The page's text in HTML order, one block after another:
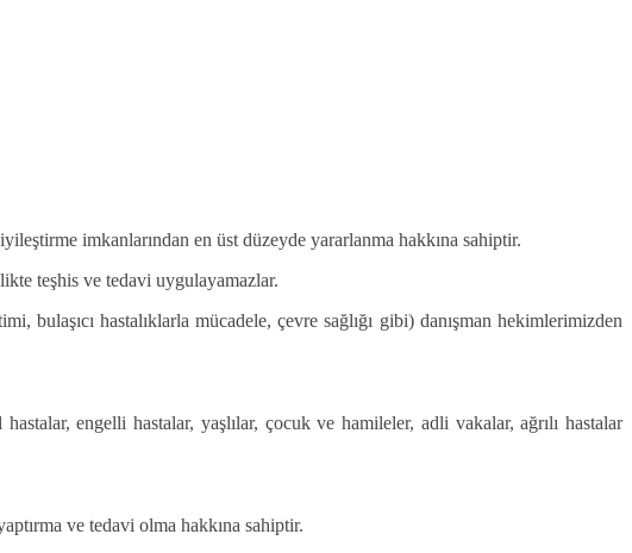
imkanlarından en üst düzeyde yararlanma hakkına sahiptir.
teşhis ve tedavi uygulayamazlar.
bulaşıcı hastalıklarla mücadele, çevre sağlığı gibi) danışman hekimlerimizden
engelli hastalar, yaşlılar, çocuk ve hamileler, adli vakalar, ağrılı hastalar
ve tedavi olma hakkına sahiptir.